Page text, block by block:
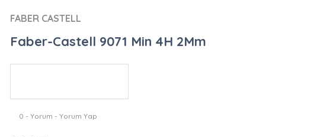
FABER CASTELL
Faber-Castell 9071 Min 4H 2Mm
0 - Yorum - Yorum Yap